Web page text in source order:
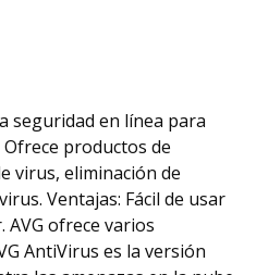
seguridad en línea para
productos de
virus, eliminación de
Ventajas: Fácil de usar
ofrece varios
AntiVirus es la versión